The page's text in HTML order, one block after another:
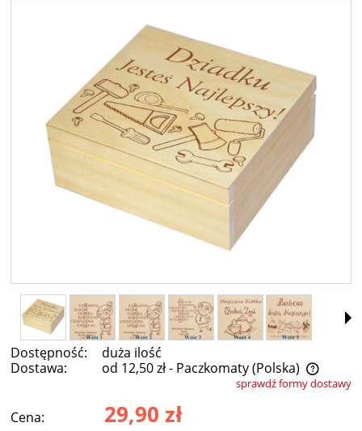
Dostępność:
duża ilość
Dostawa:
od 12,50 zł- Paczkomaty(Polska)
Cena nie zawiera ewentualnych kosztów płatnościsprawdź formy dostawy
Cena: 29,90 zł